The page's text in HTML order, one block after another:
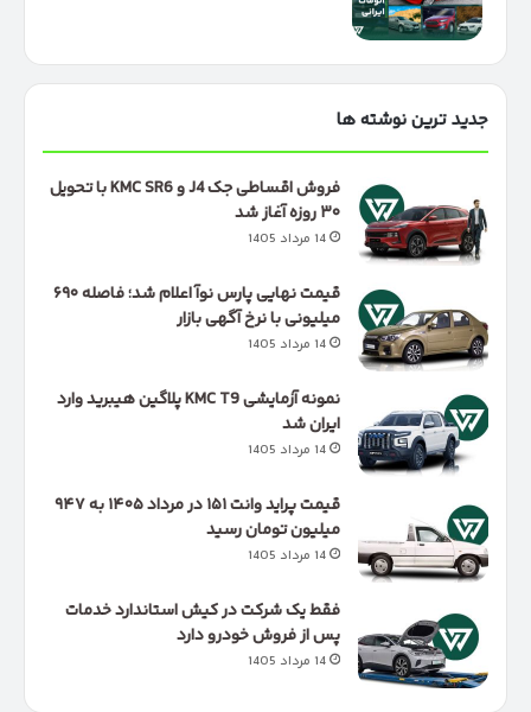
جدید ترین نوشته ها
فروش اقساطی جک J4 و KMC SR6 با تحویل
۳۰ روزه آغاز شد
14 مرداد 1405
قیمت نهایی پارس نوآ اعلام شد؛ فاصله ۶۹۰
میلیونی با نرخ آگهی بازار
14 مرداد 1405
نمونه آزمایشی KMC T9 پلاگین هیبرید وارد
ایران شد
14 مرداد 1405
قیمت پراید وانت ۱۵۱ در مرداد ۱۴۰۵ به ۹۴۷
میلیون تومان رسید
14 مرداد 1405
فقط یک شرکت در کیش استاندارد خدمات
پس از فروش خودرو دارد
14 مرداد 1405